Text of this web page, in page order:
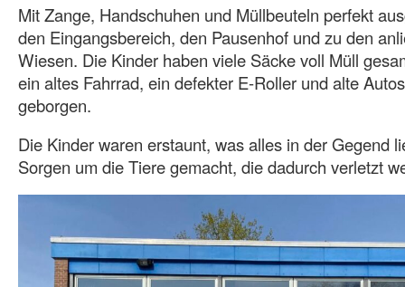
Mit Zange, Handschuhen und Müllbeuteln perfekt
den Eingangsbereich, den Pausenhof und zu den
Wiesen. Die Kinder haben viele Säcke voll Müll
ein altes Fahrrad, ein defekter E-Roller und alte
geborgen.
Die Kinder waren erstaunt, was alles in der Gegend
Sorgen um die Tiere gemacht, die dadurch verletzt